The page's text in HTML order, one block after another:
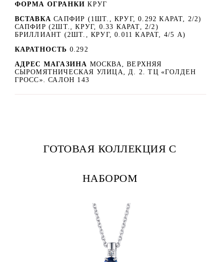
ФОРМА ОГРАНКИ КРУГ
ВСТАВКА САПФИР (1ШТ., КРУГ, 0.292 КАРАТ, 2/2)
САПФИР (2ШТ., КРУГ, 0.33 КАРАТ, 2/2)
БРИЛЛИАНТ (2ШТ., КРУГ, 0.011 КАРАТ, 4/5 А)
КАРАТНОСТЬ 0.292
АДРЕС МАГАЗИНА МОСКВА, ВЕРХНЯЯ
СЫРОМЯТНИЧЕСКАЯ УЛИЦА, Д. 2. ТЦ «ГОЛДЕН
ГРОСС». САЛОН 143
ГОТОВАЯ КОЛЛЕКЦИЯ С
НАБОРОМ